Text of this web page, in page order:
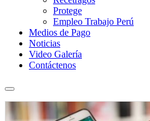
Protege
Empleo Trabajo Perú
Medios de Pago
Noticias
Video Galería
Contáctenos